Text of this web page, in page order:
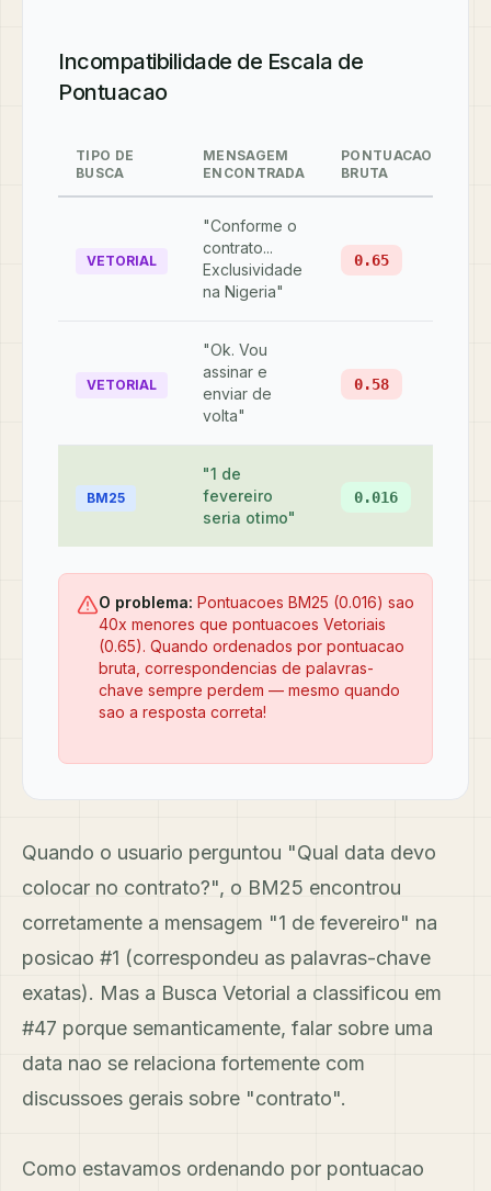
Incompatibilidade de Escala de
Pontuacao
TIPO DE
BUSCA
MENSAGEM
ENCONTRADA
PONTUACAO
BRUTA
VETORIAL
"Conforme o
contrato...
Exclusividade
na Nigeria"
0.65
VETORIAL
"Ok. Vou
assinar e
enviar de
volta"
0.58
BM25
"1 de
fevereiro
seria otimo"
0.016
O problema: Pontuacoes BM25 (0.016) sao
40x menores que pontuacoes Vetoriais
(0.65). Quando ordenados por pontuacao
bruta, correspondencias de palavras-
chave sempre perdem — mesmo quando
sao a resposta correta!
Quando o usuario perguntou "Qual data devo
colocar no contrato?", o BM25 encontrou
corretamente a mensagem "1 de fevereiro" na
posicao #1 (correspondeu as palavras-chave
exatas). Mas a Busca Vetorial a classificou em
#47 porque semanticamente, falar sobre uma
data nao se relaciona fortemente com
discussoes gerais sobre "contrato".
Como estavamos ordenando por pontuacao